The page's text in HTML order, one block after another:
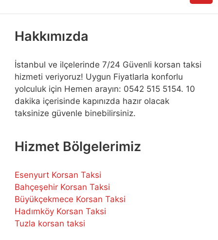
Hakkımızda
İstanbul ve ilçelerinde 7/24 Güvenli korsan taksi
hizmeti veriyoruz! Uygun Fiyatlarla konforlu
yolculuk için Hemen arayın: 0542 515 5154. 10
dakika içerisinde kapınızda hazır olacak
taksinize güvenle binebilirsiniz.
Hizmet Bölgelerimiz
Esenyurt Korsan Taksi
Bahçeşehir Korsan Taksi
Büyükçekmece Korsan Taksi
Hadımköy Korsan Taksi
Tuzla korsan taksi